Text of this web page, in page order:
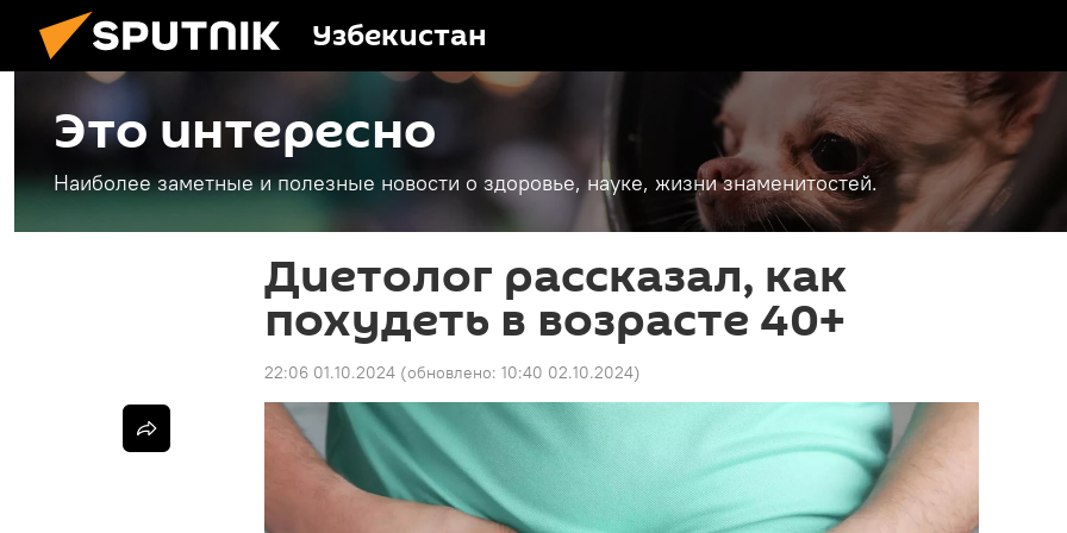
Узбекистан
Это интересно
Наиболее заметные и полезные новости о здоровье, науке, жизни знаменитостей.
Диетолог рассказал, как
похудеть в возрасте 40+
22:06 01.10.2024 (обновлено: 10:40 02.10.2024)